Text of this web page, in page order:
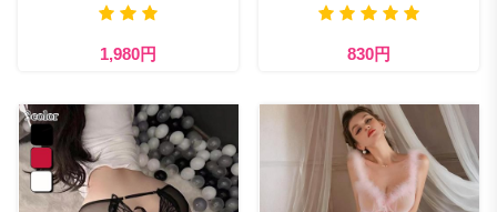
1,980円 830円